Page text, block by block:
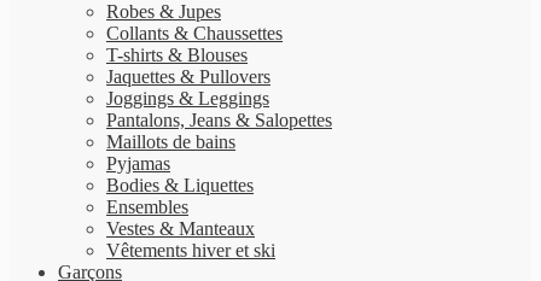
Robes & Jupes
Collants & Chaussettes
T-shirts & Blouses
Jaquettes & Pullovers
Joggings & Leggings
Pantalons, Jeans & Salopettes
Maillots de bains
Pyjamas
Bodies & Liquettes
Ensembles
Vestes & Manteaux
Vêtements hiver et ski
Garçons